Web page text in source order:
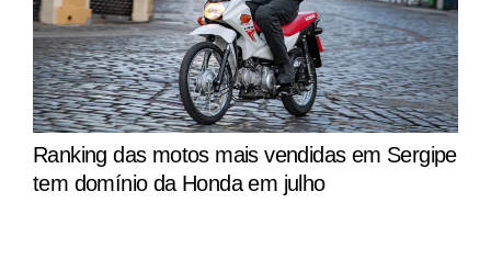
Ranking das motos mais vendidas em Sergipe
tem domínio da Honda em julho